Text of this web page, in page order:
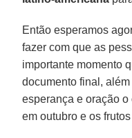
Então esperamos
fazer com que as
importante momento
documento final,
esperança e oração o
em outubro e os